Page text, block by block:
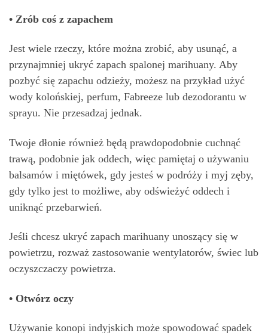
• Zrób coś z zapachem
Jest wiele rzeczy, które można zrobić, aby usunąć, a
przynajmniej ukryć zapach spalonej marihuany. Aby
pozbyć się zapachu odzieży, możesz na przykład użyć
wody kolońskiej, perfum, Fabreeze lub dezodorantu w
sprayu. Nie przesadzaj jednak.
Twoje dłonie również będą prawdopodobnie cuchnąć
trawą, podobnie jak oddech, więc pamiętaj o używaniu
balsamów i miętówek, gdy jesteś w podróży i myj zęby,
gdy tylko jest to możliwe, aby odświeżyć oddech i
uniknąć przebarwień.
Jeśli chcesz ukryć zapach marihuany unoszący się w
powietrzu, rozważ zastosowanie wentylatorów, świec lub
oczyszczaczy powietrza.
• Otwórz oczy
Używanie konopi indyjskich może spowodować spadek